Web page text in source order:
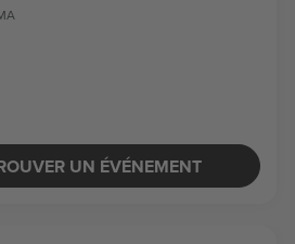
UN ÉVÉNEMENT